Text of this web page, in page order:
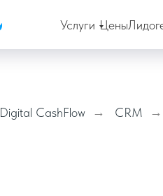
Услуги Цены
Digital CashFlow → CRM →